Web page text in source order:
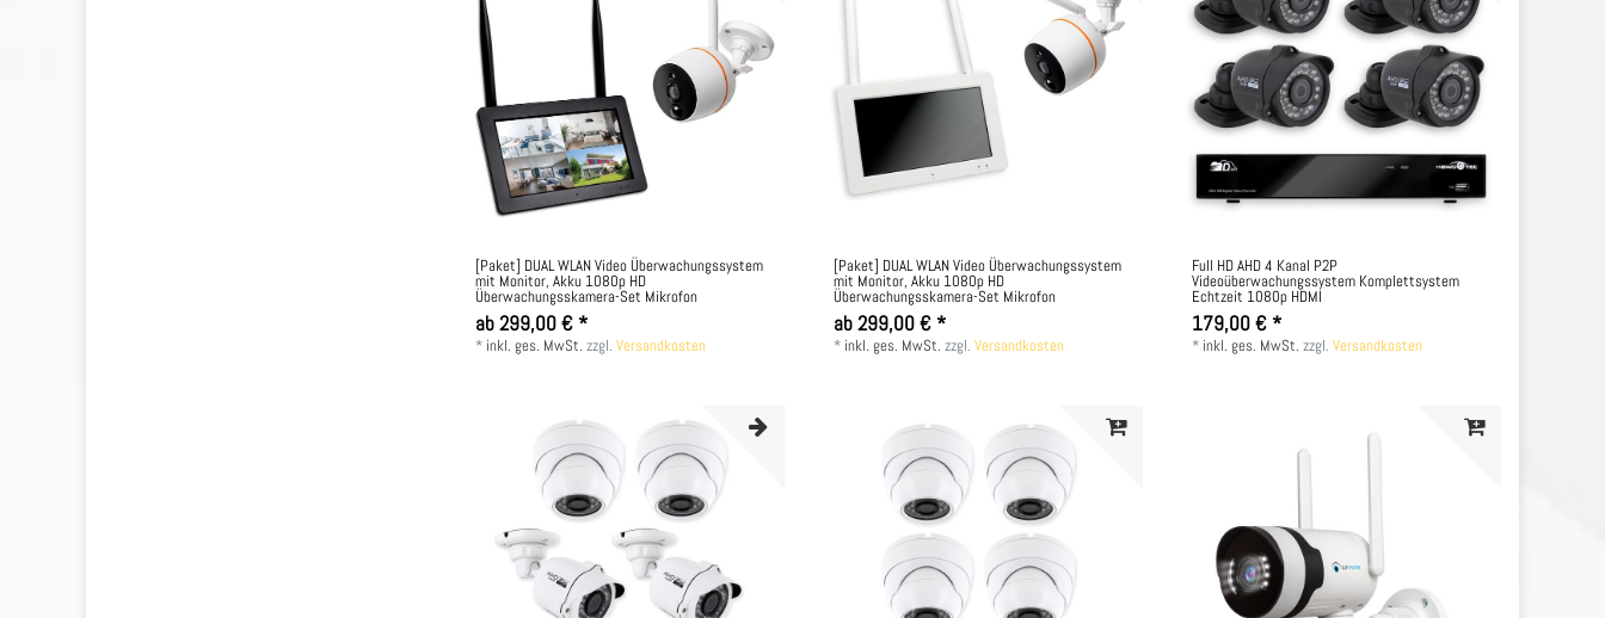
[Paket] DUAL WLAN Video Überwachungssystem
mit Monitor, Akku 1080p HD
Überwachungsskamera-Set Mikrofon
ab 299,00 € *
* inkl. ges. MwSt. zzgl.Versandkosten
[Paket] DUAL WLAN Video Überwachungssystem
mit Monitor, Akku 1080p HD
Überwachungsskamera-Set Mikrofon
ab 299,00 € *
* inkl. ges. MwSt. zzgl.Versandkosten
Full HD AHD 4 Kanal P2P
Videoüberwachungssystem Komplettsystem
Echtzeit 1080p HDMI
179,00 € *
* inkl. ges. MwSt. zzgl.Versandkosten